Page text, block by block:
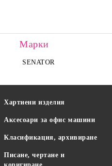
Марки
SENATOR
Хартиени изделия
Аксесоари за офис машини
Класификация, архивиране
Писане, чертане и